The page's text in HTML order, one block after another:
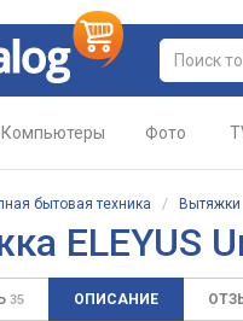
Компьютеры Фото
бытовая техника / Вытяжки
ELEYUS
35 ОПИСАНИЕ